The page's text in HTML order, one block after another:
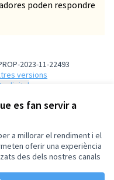
es fan servir a
a millorar el rendiment i el
oferir una experiència
des dels nostres canals
poden respondre
2023-11-22493
versions
digital